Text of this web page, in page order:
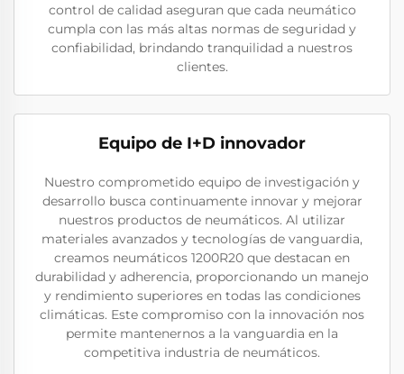
control de calidad aseguran que cada neumático
cumpla con las más altas normas de seguridad y
confiabilidad, brindando tranquilidad a nuestros
clientes.
Equipo de I+D innovador
Nuestro comprometido equipo de investigación y
desarrollo busca continuamente innovar y mejorar
nuestros productos de neumáticos. Al utilizar
materiales avanzados y tecnologías de vanguardia,
creamos neumáticos 1200R20 que destacan en
durabilidad y adherencia, proporcionando un manejo
y rendimiento superiores en todas las condiciones
climáticas. Este compromiso con la innovación nos
permite mantenernos a la vanguardia en la
competitiva industria de neumáticos.